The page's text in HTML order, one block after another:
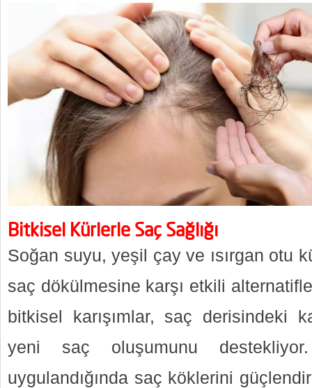
Bitkisel Kürlerle Saç Sağlığı
Soğan suyu, yeşil çay ve ısırgan otu
saç dökülmesine karşı etkili
bitkisel karışımlar, saç derisindeki
yeni saç oluşumunu
uygulandığında saç köklerini